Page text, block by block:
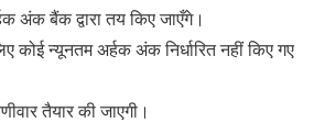
अंक बैंक द्वारा तय किए जाएँगे।
न्यूनतम अर्हक अंक निर्धारित नहीं किए गए
तैयार की जाएगी।